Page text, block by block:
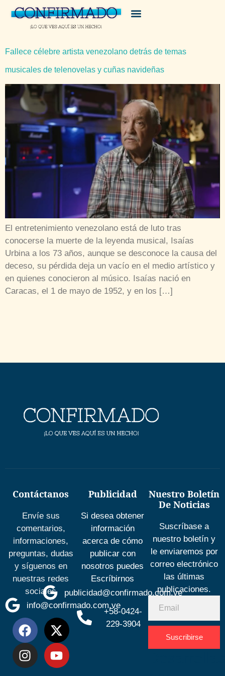
Fallece célebre artista venezolano detrás de temas
musicales de telenovelas y cuñas navideñas
El entretenimiento venezolano está de luto tras
conocerse la muerte de la leyenda musical, Isaías
Urbina a los 73 años, aunque se desconoce la causa del
deceso, su pérdida deja un vacío en el medio artístico y
en quienes conocieron al músico. Isaías nació en
Caracas, el 1 de mayo de 1952, y en los […]
Contáctanos
Envíe sus
comentarios,
informaciones,
preguntas, dudas
y síguenos en
nuestras redes
sociales
info@confirmado.com.ve
Publicidad
Si desea obtener
información
acerca de cómo
publicar con
nosotros puedes
Escríbirnos
publicidad@confirmado.com.ve
+58-0424-
229-3904
Nuestro Boletín
De Noticias
Suscríbase a
nuestro boletín y
le enviaremos por
correo electrónico
las últimas
publicaciones.
Suscribirse